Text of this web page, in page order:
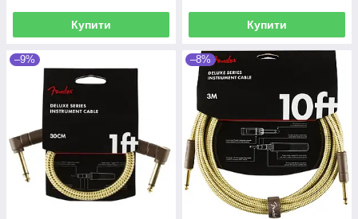
Купити Купити
–9% –8%